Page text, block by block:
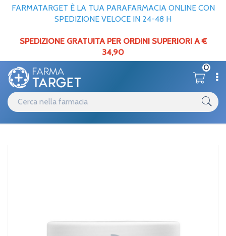
FARMATARGET È LA TUA PARAFARMACIA ONLINE CON
SPEDIZIONE VELOCE IN 24-48 H
SPEDIZIONE GRATUITA PER ORDINI SUPERIORI A €
34,90
0